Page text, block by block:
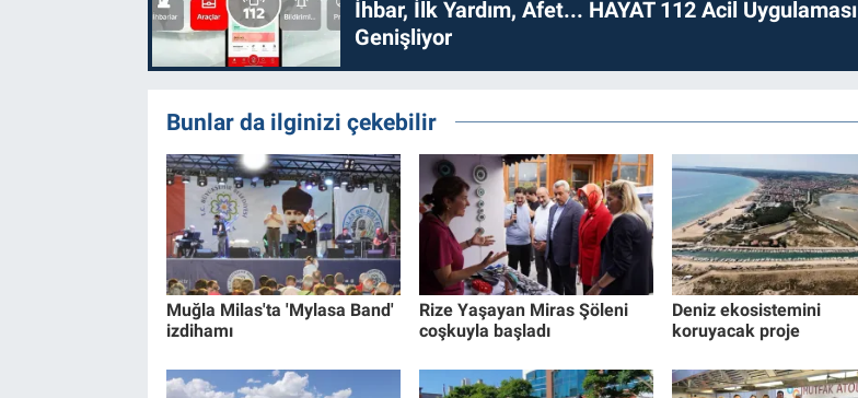
İhbar, İlk Yardım, Afet... HAYAT 112 Acil Uygulaması
Genişliyor
Bunlar da ilginizi çekebilir
Muğla Milas'ta 'Mylasa Band'
izdihamı
Rize Yaşayan Miras Şöleni
coşkuyla başladı
Deniz ekosistemini
koruyacak proje